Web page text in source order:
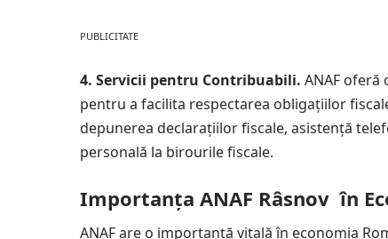
PUBLICITATE
4. Servicii pentru Contribuabili.ANAF
pentru a facilita respectarea obligațiilor
depunerea declarațiilor fiscale, asistență
personală la birourile fiscale.
Importanța ANAF Râsnov în
ANAF are o importanță vitală în economia